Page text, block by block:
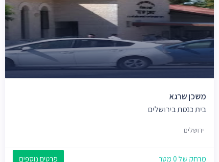
משכן שרגא
בית כנסת בירושלים
ירושלים
מרחק של 0 מטר פרטים נוספים